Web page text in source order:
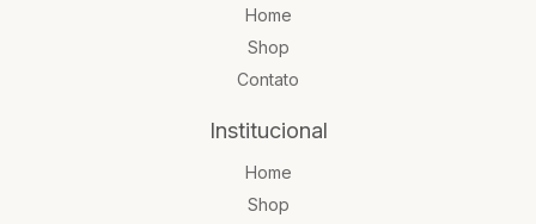
Home
Shop
Contato
Institucional
Home
Shop